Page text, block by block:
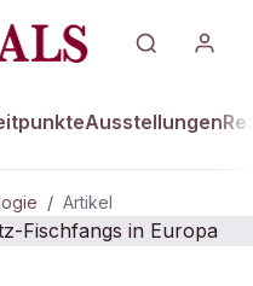
Ausstellungen
/ Artikel